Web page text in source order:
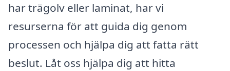
har trägolv eller laminat, har vi
resurserna för att guida dig genom
processen och hjälpa dig att fatta rätt
beslut. Låt oss hjälpa dig att hitta